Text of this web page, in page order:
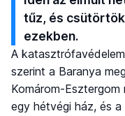
tűz, és
ezekben.
A
szerint a Baranya
Komárom-
egy hétvégi ház, és